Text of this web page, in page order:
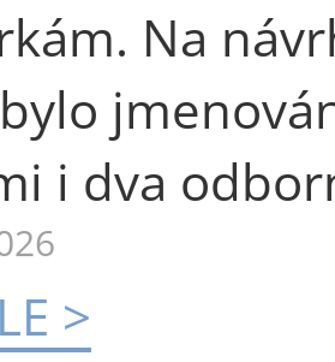
Na
i dva
>